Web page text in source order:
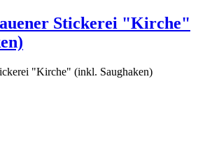
Stickerei "Kirche"
"Kirche" (inkl. Saughaken)